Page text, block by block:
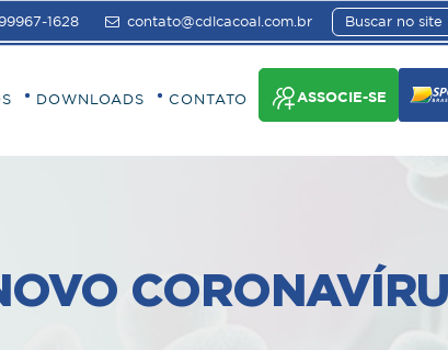
1628 contato@cdlcacoal.com.br
DOWNLOADS CONTATO ASSOCIE-SE